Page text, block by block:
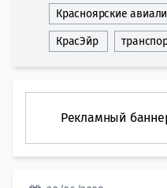
Красноярские
КрасЭйр
Рекламный